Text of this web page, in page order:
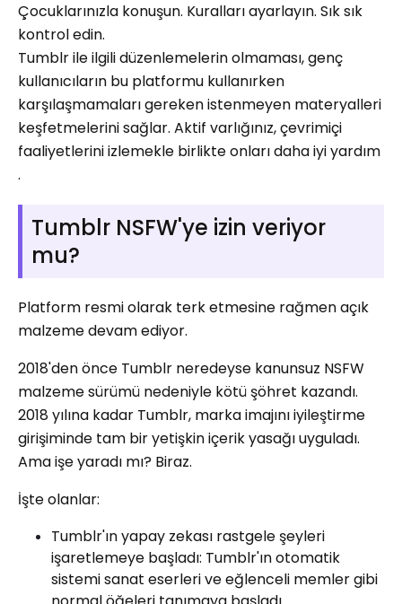
Çocuklarınızla konuşun. Kuralları ayarlayın. Sık sık
kontrol edin.
Tumblr ile ilgili düzenlemelerin olmaması, genç
kullanıcıların bu platformu kullanırken
karşılaşmamaları gereken istenmeyen materyalleri
keşfetmelerini sağlar. Aktif varlığınız, çevrimiçi
faaliyetlerini izlemekle birlikte onları daha iyi yardım
.
Tumblr NSFW'ye izin veriyor
mu?
Platform resmi olarak terk etmesine rağmen açık
malzeme devam ediyor.
2018'den önce Tumblr neredeyse kanunsuz NSFW
malzeme sürümü nedeniyle kötü şöhret kazandı.
2018 yılına kadar Tumblr, marka imajını iyileştirme
girişiminde tam bir yetişkin içerik yasağı uyguladı.
Ama işe yaradı mı? Biraz.
İşte olanlar:
Tumblr'ın yapay zekası rastgele şeyleri
işaretlemeye başladı: Tumblr'ın otomatik
sistemi sanat eserleri ve eğlenceli memler gibi